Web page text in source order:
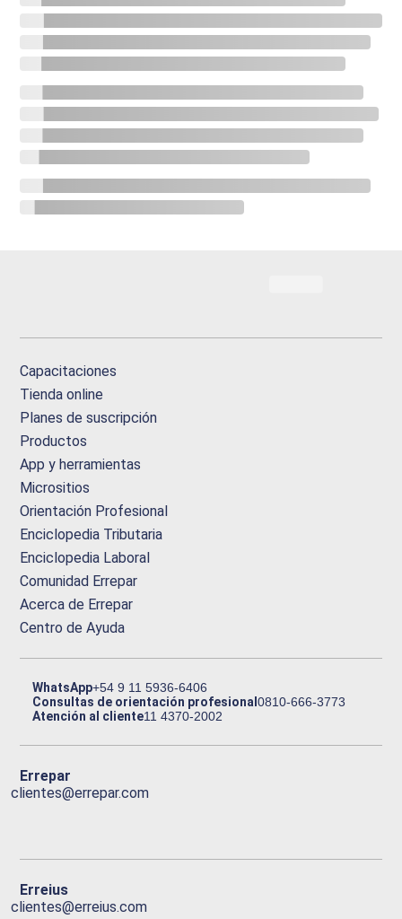
Capacitaciones
Tienda online
Planes de suscripción
Productos
App y herramientas
Micrositios
Orientación Profesional
Enciclopedia Tributaria
Enciclopedia Laboral
Comunidad Errepar
Acerca de Errepar
Centro de Ayuda
WhatsApp+54 9 11 5936-6406
Consultas de orientación profesional0810-666-3773
Atención al cliente11 4370-2002
Errepar
clientes@errepar.com
Erreius
clientes@erreius.com